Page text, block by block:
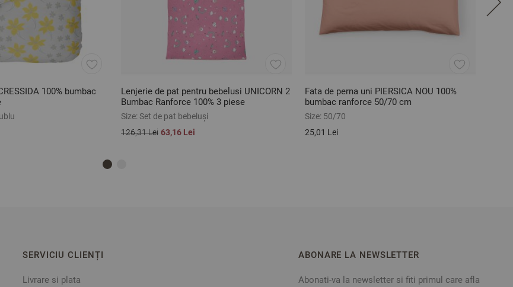
100% bumbac
Lenjerie de pat pentru bebelusi UNICORN 2
Bumbac Ranforce 100% 3 piese
Size:Set de pat bebeluși
126,31 Lei 63,16 Lei
Fata de perna uni PIERSICA NOU 100%
bumbac ranforce 50/70 cm
Size: 50/70
25,01 Lei
SERVICIU CLIENȚI
Livrare si plata
ABONARE LA NEWSLETTER
Abonati-va la newsletter si fiti primul care afla